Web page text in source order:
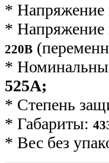
* Напряжение
* Напряжение
220В
*
525А;
* Степень
* Габариты:
* Вес без